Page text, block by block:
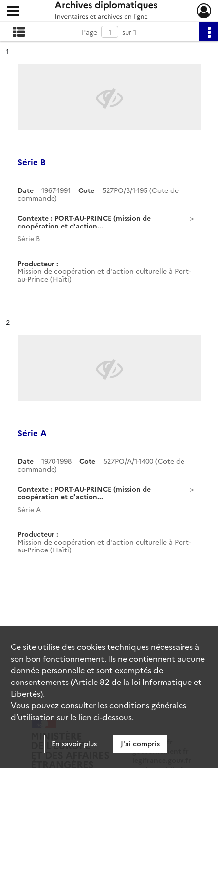
Archives diplomatiques
Ouvrir le menu déroulant
Page
sur 1
n°
1
Série B
Date 1967-1991 Cote
527PO/B/1-195 (Cote de
commande)
Contexte : PORT-AU-PRINCE (mission de
coopération et d'action...
Série B
Producteur :
Mission de coopération et d'action culturelle à Port-
au-Prince (Haïti)
n°
2
Série A
Date 1970-1998 Cote
527PO/A/1-1400 (Cote de
commande)
Contexte : PORT-AU-PRINCE (mission de
coopération et d'action...
Série A
Producteur :
Mission de coopération et d'action culturelle à Port-
au-Prince (Haïti)
data.gouv.fr
gouvernement.fr
service-public.fr
Ce site utilise descookiestechniques nécessaires à
son bon fonctionnement. Ils ne contiennent aucune
donnée personnelle et sont exemptés de
consentements (Article 82 de la loi Informatique et
Libertés).
Vous pouvez consulter les conditions générales
d’utilisation sur le lien ci-dessous.
En savoir plus J'ai compris